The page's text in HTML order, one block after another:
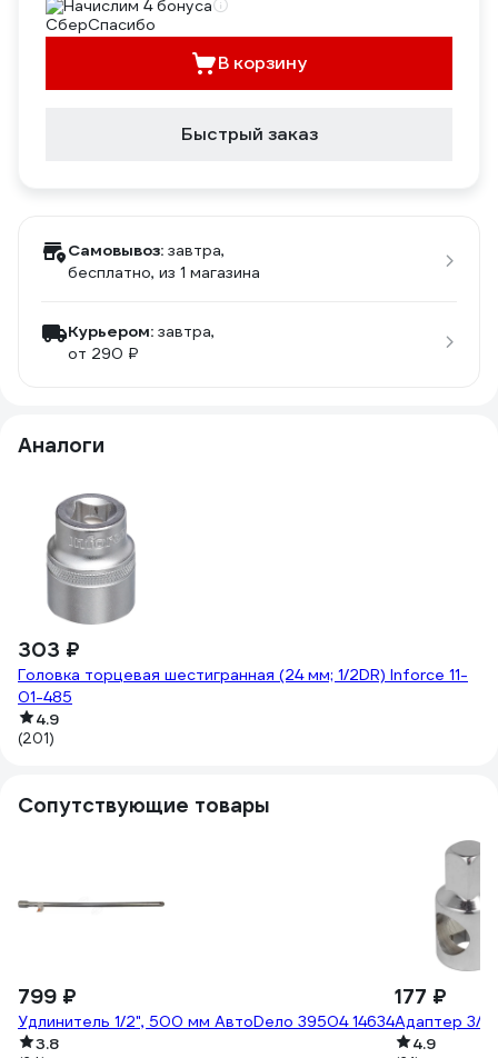
Начислим 4 бонуса
В корзину
Быстрый заказ
Самовывоз: завтра,
бесплатно, из 1 магазина
Курьером: завтра,
от 290 ₽
Аналоги
303 ₽
Головка торцевая шестигранная (24 мм; 1/2DR) Inforce 11-
01-485
4.9
(201)
Сопутствующие товары
799 ₽
Удлинитель 1/2", 500 мм АвтоDело 39504 14634
3.8
177 ₽
Адаптер 3/8"
4.9